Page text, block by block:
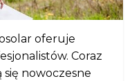
oferuje
Coraz
się nowoczesne